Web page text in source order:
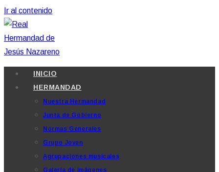
Ir al contenido
INICIO
HERMANDAD
Nuestra Hermandad
Junta de Gobierno
Normas Generales
Grupo Joven
Agrupaciones musicales
Galería de imágenes